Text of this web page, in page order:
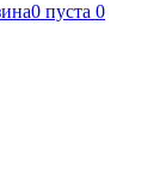
0 пуста 0